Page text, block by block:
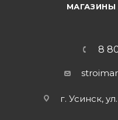
МАГАЗИНЫ
8
г. Усинск,